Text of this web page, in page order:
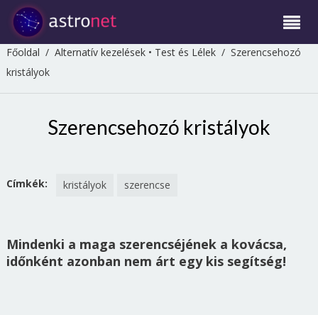
Főoldal / Alternatív kezelések• Test és Lélek/ Szerencsehozó
kristályok
Szerencsehozó kristályok
Címkék: kristályok szerencse
Mindenki a maga szerencséjének a kovácsa,
időnként azonban nem árt egy kis segítség!